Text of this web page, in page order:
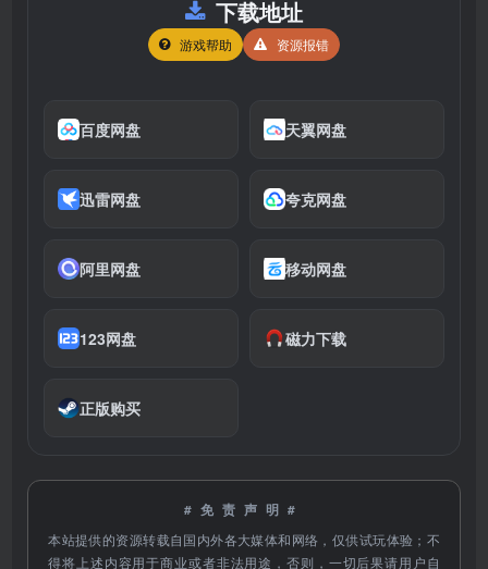
下载地址
游戏帮助 资源报错
百度网盘 天翼网盘
迅雷网盘 夸克网盘
阿里网盘 移动网盘
123网盘 磁力下载
正版购买
#免责声明#
本站提供的资源转载自国内外各大媒体和网络，仅供试玩体验；不
得将上述内容用于商业或者非法用途，否则，一切后果请用户自